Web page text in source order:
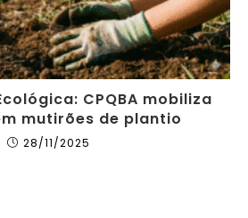
CPQBA mobiliza
mutirões de plantio
28/11/2025